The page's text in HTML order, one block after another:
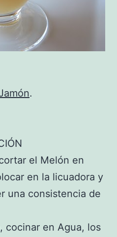
.
el Melón en
en la licuadora y
una consistencia de
cocinar en Agua, los